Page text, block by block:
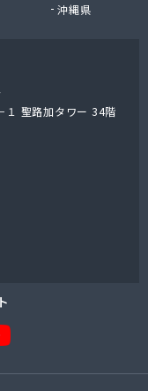
沖縄県
聖路加タワー 34階